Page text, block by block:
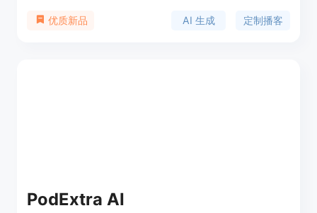
单，体验更多的定制化功能和更多的播客选择！
优质新品 AI 生成 定制播客
PodExtra AI